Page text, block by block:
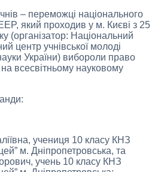
– переможці національного
який проходив у м. Києві з 25
(організатор: Національний
центр учнівської молоді
України) вибороли право
всесвітньому науковому
учениця 10 класу КНЗ
м. Дніпропетровська, та
учень 10 класу КНЗ